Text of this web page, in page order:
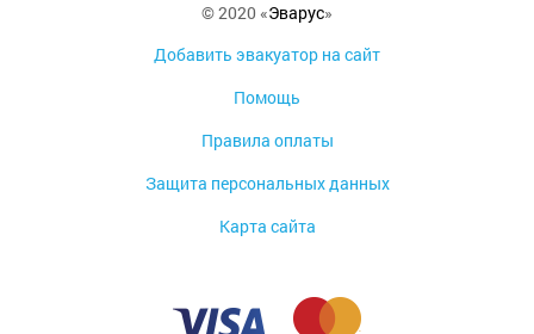
© 2020 «Эварус»
Добавить эвакуатор на сайт
Помощь
Правила оплаты
Защита персональных данных
Карта сайта